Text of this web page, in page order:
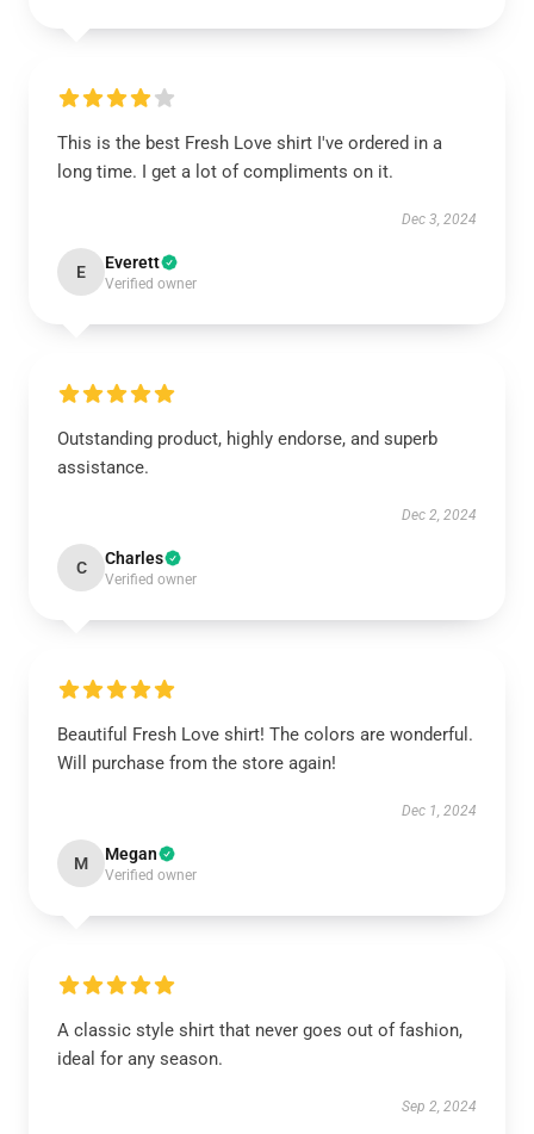
This is the best Fresh Love shirt I've ordered in a
long time. I get a lot of compliments on it.
Dec 3, 2024
E Everett
Verified owner
Outstanding product, highly endorse, and superb
assistance.
Dec 2, 2024
C Charles
Verified owner
Beautiful Fresh Love shirt! The colors are wonderful.
Will purchase from the store again!
Dec 1, 2024
M Megan
Verified owner
A classic style shirt that never goes out of fashion,
ideal for any season.
Sep 2, 2024